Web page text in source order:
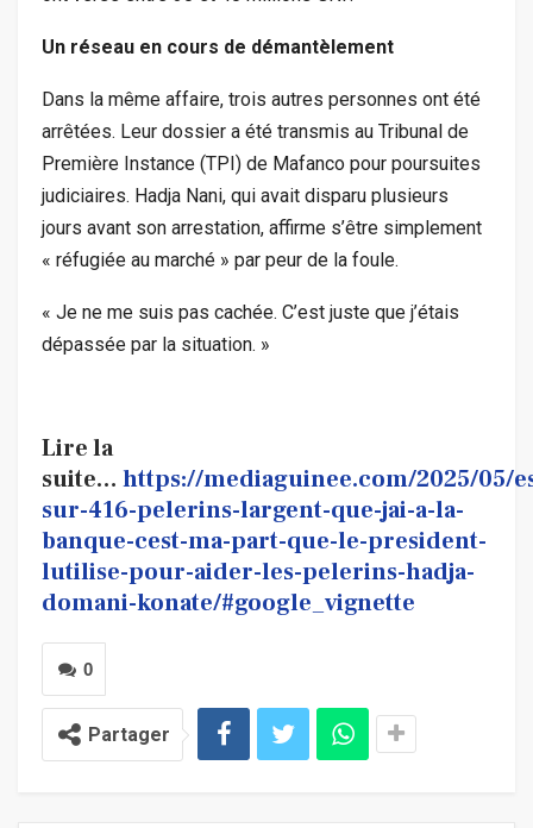
Un réseau en cours de démantèlement
Dans la même affaire, trois autres personnes ont été
arrêtées. Leur dossier a été transmis au Tribunal de
Première Instance (TPI) de Mafanco pour poursuites
judiciaires. Hadja Nani, qui avait disparu plusieurs
jours avant son arrestation, affirme s’être simplement
« réfugiée au marché » par peur de la foule.
« Je ne me suis pas cachée. C’est juste que j’étais
dépassée par la situation. »
Lire la
suite… https://mediaguinee.com/2025/05/
sur-416-pelerins-largent-que-jai-a-la-
banque-cest-ma-part-que-le-president-
lutilise-pour-aider-les-pelerins-hadja-
domani-konate/#google_vignette
0
Partager